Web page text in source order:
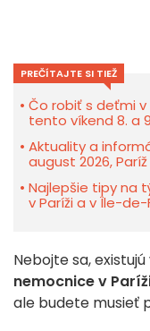
PREČÍTAJTE SI TIEŽ
Čo robiť s deťmi
tento víkend 8. a
Aktuality a
august 2026,
Najlepšie tipy na
v Paríži a v Île-de-
Nebojte sa, existujú
nemocnice v
ale budete musieť